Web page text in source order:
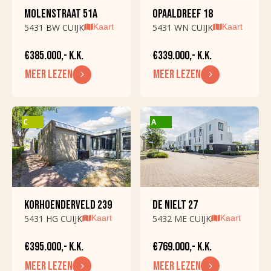
Parkeer capaciteit
voorzieningen
Garage capaciteit
DAK
Dak soort
Zadeldak
Dak soort
Pannen
Permanente
Recreatie woning
MOLENSTRAAT 51A
5431 BW CUIJK Kaart
€385.000,- K.K.
MEER LEZEN
OPAALDREEF 18
5431 WN CUIJK Kaart
€339.000,- K.K.
MEER LEZEN
C
KORHOENDERVELD 239
5431 HG CUIJK Kaart
€395.000,- K.K.
MEER LEZEN
A
DE NIELT 27
5432 ME CUIJK Kaart
€769.000,- K.K.
MEER LEZEN